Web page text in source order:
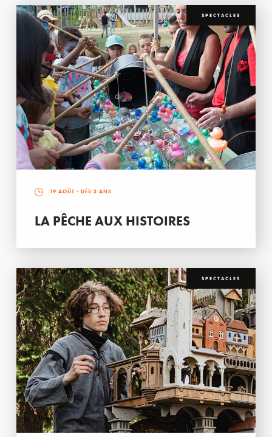
SPECTACLES
19 AOÛT - DÈS 3 ANS
LA PÊCHE AUX HISTOIRES
SPECTACLES